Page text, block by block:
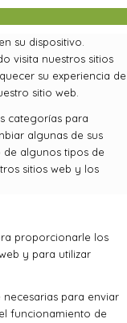
su dispositivo.
visita nuestros sitios
su experiencia de
sitio web.
categorías para
algunas de sus
de algunos tipos de
sitios web y los
proporcionarle los
y para utilizar
para enviar
funcionamiento de